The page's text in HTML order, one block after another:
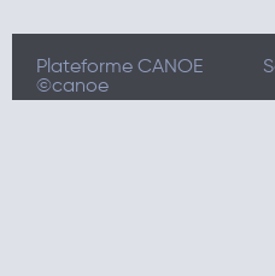
Plateforme CANOE
©canoe